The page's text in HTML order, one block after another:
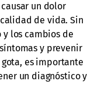
un dolor
de vida. Sin
los cambios de
y prevenir
es importante
un diagnóstico y